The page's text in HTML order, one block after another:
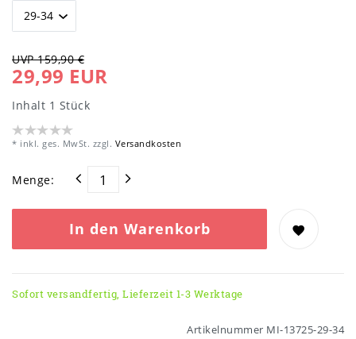
UVP 159,90 €
29,99 EUR
Inhalt 1 Stück
* inkl. ges. MwSt. zzgl. Versandkosten
Menge:
In den Warenkorb
Sofort versandfertig, Lieferzeit 1-3 Werktage
Artikelnummer MI-13725-29-34